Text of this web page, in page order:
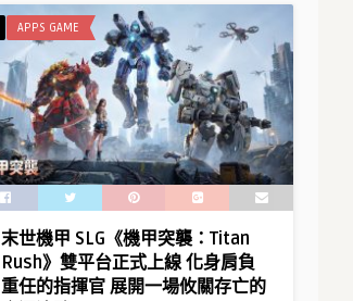
「迦
勒
底
九
週
年
慶
即
將
開
幕！〉
APPS GAME
末世機甲 SLG《機甲突襲：Titan
Rush》雙平台正式上線 化身肩負
重任的指揮官 展開一場攸關存亡的